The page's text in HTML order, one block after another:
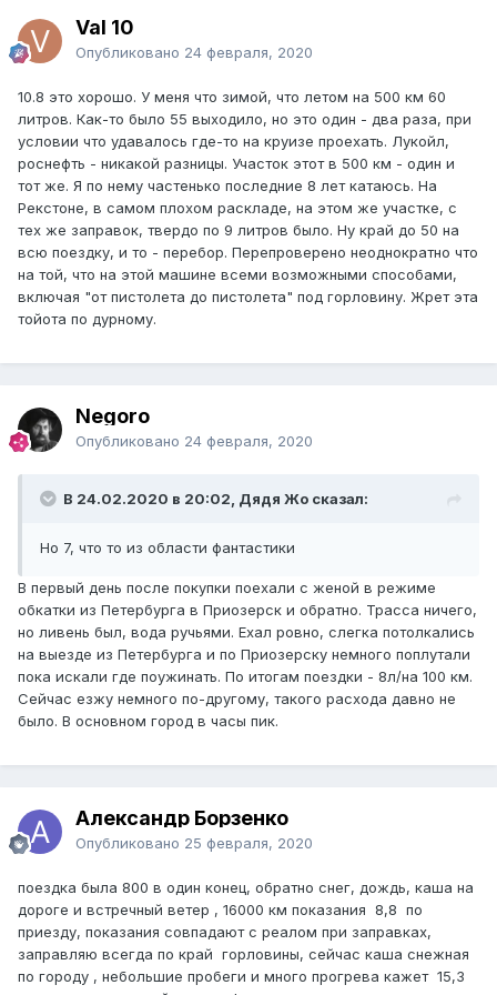
Val 10
Опубликовано 24 февраля, 2020
10.8 это хорошо. У меня что зимой, что летом на 500 км 60
литров. Как-то было 55 выходило, но это один - два раза, при
условии что удавалось где-то на круизе проехать. Лукойл,
роснефть - никакой разницы. Участок этот в 500 км - один и
тот же. Я по нему частенько последние 8 лет катаюсь. На
Рекстоне, в самом плохом раскладе, на этом же участке, с
тех же заправок, твердо по 9 литров было. Ну край до 50 на
всю поездку, и то - перебор. Перепроверено неоднократно что
на той, что на этой машине всеми возможными способами,
включая "от пистолета до пистолета" под горловину. Жрет эта
тойота по дурному.
Negoro
Опубликовано 24 февраля, 2020
В 24.02.2020 в 20:02, Дядя Жо сказал:
Но 7, что то из области фантастики
В первый день после покупки поехали с женой в режиме
обкатки из Петербурга в Приозерск и обратно. Трасса ничего,
но ливень был, вода ручьями. Ехал ровно, слегка потолкались
на выезде из Петербурга и по Приозерску немного поплутали
пока искали где поужинать. По итогам поездки - 8л/на 100 км.
Сейчас езжу немного по-другому, такого расхода давно не
было. В основном город в часы пик.
Александр Борзенко
Опубликовано 25 февраля, 2020
поездка была 800 в один конец, обратно снег, дождь, каша на
дороге и встречный ветер , 16000 км показания 8,8 по
приезду, показания совпадают с реалом при заправках,
заправляю всегда по край горловины, сейчас каша снежная
по городу , небольшие пробеги и много прогрева кажет 15,3